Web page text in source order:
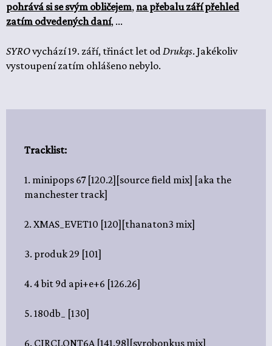
pohrává si se svým obličejem, na přebalu září přehled
zatím odvedených daní, ...
SYROvychází 19. září, třináct let od Drukqs. Jakékoliv
vystoupení zatím ohlášeno nebylo.
Tracklist:
1. minipops 67 [120.2][source field mix] [aka the
manchester track]
2. XMAS_EVET10 [120][thanaton3 mix]
3. produk 29 [101]
4. 4 bit 9d api+e+6 [126.26]
5. 180db_ [130]
6. CIRCLONT6A [141.98][syrobonkus mix]